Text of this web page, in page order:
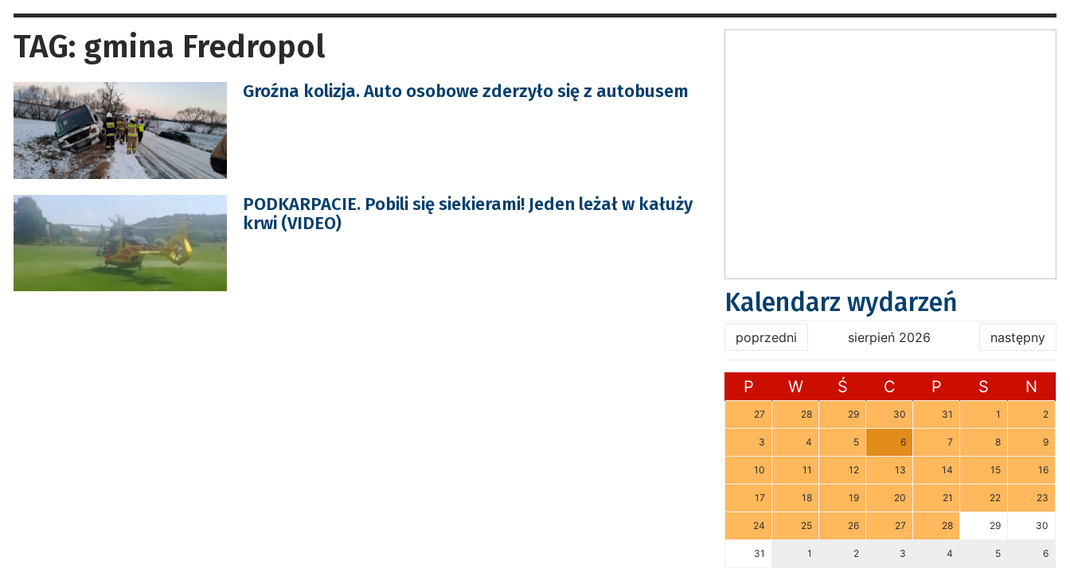
TAG: gmina Fredropol
Groźna kolizja. Auto osobowe zderzyło się z autobusem
PODKARPACIE. Pobili się siekierami! Jeden leżał w kałuży
krwi (VIDEO)
Kalendarz wydarzeń
poprzedni sierpień 2026 następny
P W Ś C P S N
27 28 29 30 31 1 2
3 4 5 6 7 8 9
10 11 12 13 14 15 16
17 18 19 20 21 22 23
24 25 26 27 28 29 30
31 1 2 3 4 5 6